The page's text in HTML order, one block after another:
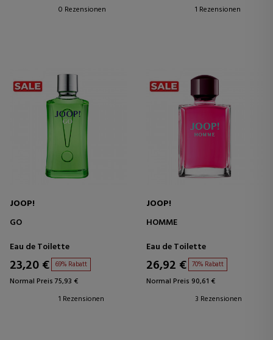
0 Rezensionen
1 Rezensionen
JOOP!
GO
Eau de Toilette
23,20 € 69% Rabatt
Normal Preis 75,93 €
1 Rezensionen
JOOP!
HOMME
Eau de Toilette
26,92 € 70% Rabatt
Normal Preis 90,61 €
3 Rezensionen